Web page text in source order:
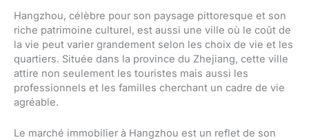
Hangzhou, célèbre pour son paysage pittoresque et son
riche patrimoine culturel, est aussi une ville où le coût de
la vie peut varier grandement selon les choix de vie et les
quartiers. Située dans la province du Zhejiang, cette ville
attire non seulement les touristes mais aussi les
professionnels et les familles cherchant un cadre de vie
agréable.
Le marché immobilier à Hangzhou est un reflet de son